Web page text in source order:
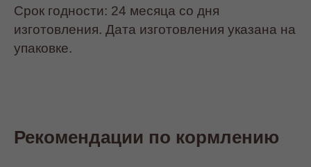
Срок годности: 24 месяца со дня
изготовления. Дата изготовления указана на
упаковке.
Рекомендации по кормлению